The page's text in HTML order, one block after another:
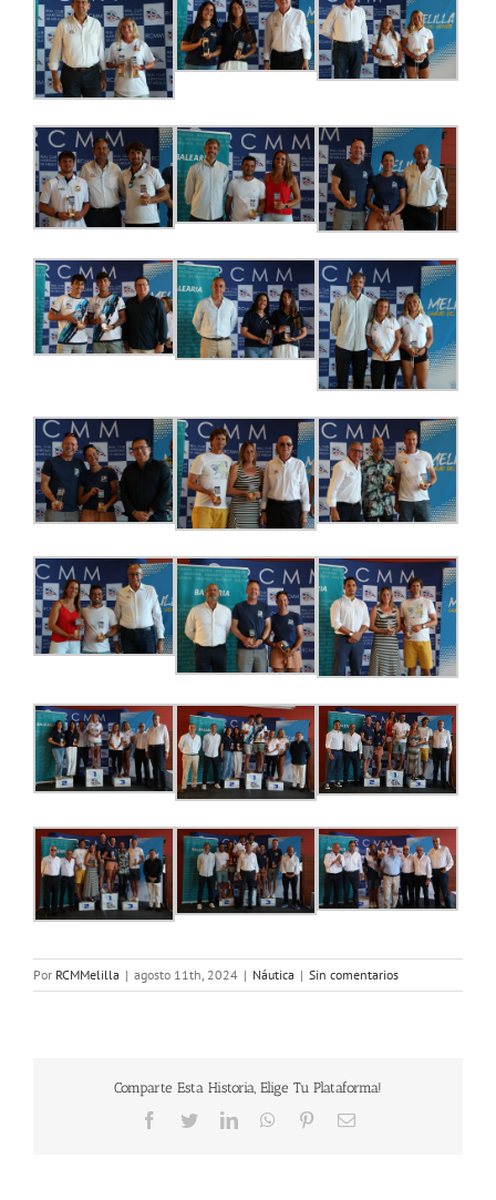
Por RCMMelilla | agosto 11th, 2024 | Náutica | Sin comentarios
Comparte Esta Historia, Elige Tu Plataforma!
Facebook
TwitterLinkedInWhatsApp
PinterestCorreo